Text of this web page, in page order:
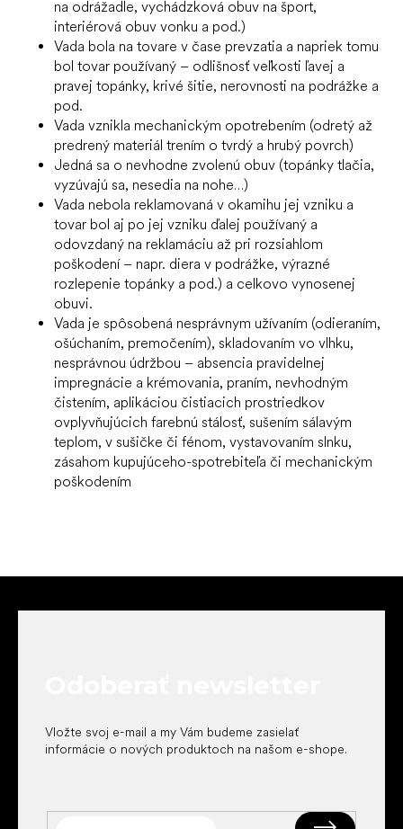
na odrážadle, vychádzková obuv na šport,
interiérová obuv vonku a pod.)
Vada bola na tovare v čase prevzatia a napriek tomu
bol tovar používaný – odlišnosť veľkosti ľavej a
pravej topánky, krivé šitie, nerovnosti na podrážke a
pod.
Vada vznikla mechanickým opotrebením (odretý až
predrený materiál trením o tvrdý a hrubý povrch)
Jedná sa o nevhodne zvolenú obuv (topánky tlačia,
vyzúvajú sa, nesedia na nohe…)
Vada nebola reklamovaná v okamihu jej vzniku a
tovar bol aj po jej vzniku ďalej používaný a
odovzdaný na reklamáciu až pri rozsiahlom
poškodení – napr. diera v podrážke, výrazné
rozlepenie topánky a pod.) a celkovo vynosenej
obuvi.
Vada je spôsobená nesprávnym užívaním (odieraním,
ošúchaním, premočením), skladovaním vo vlhku,
nesprávnou údržbou – absencia pravidelnej
impregnácie a krémovania, praním, nevhodným
čistením, aplikáciou čistiacich prostriedkov
ovplyvňujúcich farebnú stálosť, sušením sálavým
teplom, v sušičke či fénom, vystavovaním slnku,
zásahom kupujúceho-spotrebiteľa či mechanickým
poškodením
Vložte svoj e-mail a my Vám budeme zasielať
informácie o nových produktoch na našom e-shope.